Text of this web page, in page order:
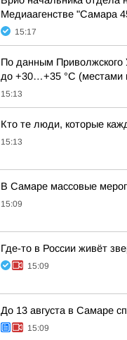
Медиаагенстве "Самара
15:17
По данным Приволжского
до +30…+35 °C (местами
15:13
Кто те люди, которые
15:13
В Самаре массовые
15:09
Где-то в России живёт
15:09
До 13 августа в Самаре
15:09